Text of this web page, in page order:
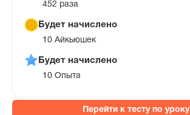
452 раза
Будет начислено
10 Айкьюшек
Будет начислено
10 Опыта
Перейти к тесту по уроку